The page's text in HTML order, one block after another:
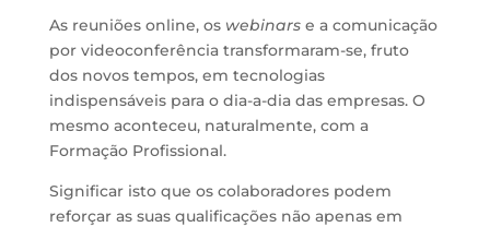
As reuniões online, oswebinarse a comunicação
por videoconferência transformaram-se, fruto
dos novos tempos, em tecnologias
indispensáveis para o dia-a-dia das empresas. O
mesmo aconteceu, naturalmente, com a
Formação Profissional.
Significar isto que os colaboradores podem
reforçar as suas qualificações não apenas em